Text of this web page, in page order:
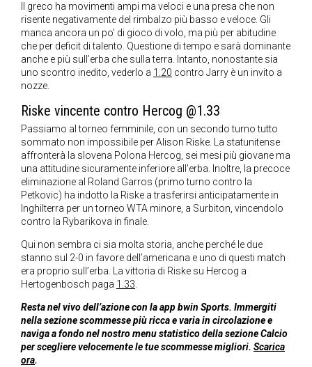
Il greco ha movimenti ampi ma veloci e una presa che non
risente negativamente del rimbalzo più basso e veloce. Gli
manca ancora un po’ di gioco di volo, ma più per abitudine
che per deficit di talento. Questione di tempo e sarà dominante
anche e più sull’erba che sulla terra. Intanto, nonostante sia
uno scontro inedito, vederlo a 1.20 contro Jarry è un invito a
nozze.
Riske vincente contro Hercog @1.33
Passiamo al torneo femminile, con un secondo turno tutto
sommato non impossibile per Alison Riske. La statunitense
affronterà la slovena Polona Hercog, sei mesi più giovane ma
una attitudine sicuramente inferiore all’erba. Inoltre, la precoce
eliminazione al Roland Garros (primo turno contro la
Petkovic) ha indotto la Riske a trasferirsi anticipatamente in
Inghilterra per un torneo WTA minore, a Surbiton, vincendolo
contro la Rybarikova in finale.
Qui non sembra ci sia molta storia, anche perché le due
stanno sul 2-0 in favore dell’americana e uno di questi match
era proprio sull’erba. La vittoria di Riske su Hercog a
Hertogenbosch paga 1.33.
Resta nel vivo dell’azione con la app bwin Sports. Immergiti
nella sezione scommesse più ricca e varia in circolazione e
naviga a fondo nel nostro menu statistico della sezione Calcio
per scegliere velocemente le tue scommesse migliori. Scarica
ora.